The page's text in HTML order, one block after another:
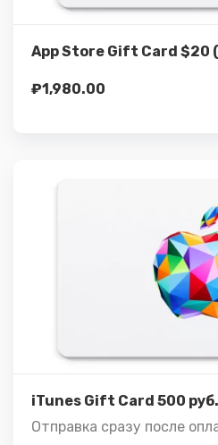
App Store Gift Card $20
₽1,980.00
iTunes Gift Card 500 руб.
Отправка сразу после